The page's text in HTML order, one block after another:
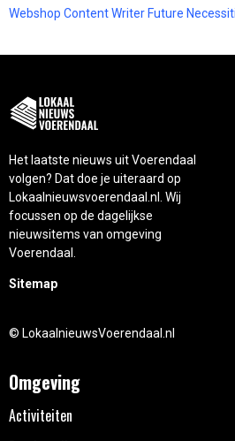
Webshop Content Writer Future
Het laatste nieuws uit Voerendaal
volgen? Dat doe je uiteraard op
Lokaalnieuwsvoerendaal.nl. Wij
focussen op de dagelijkse
nieuwsitems van omgeving
Voerendaal.
Sitemap
© LokaalnieuwsVoerendaal.nl
Omgeving
Activiteiten